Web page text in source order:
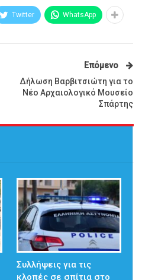
Twitter WhatsApp
Επόμενο
Δήλωση Βαρβιτσιώτη για το
Νέο Αρχαιολογικό Μουσείο
Σπάρτης
Συλλήψεις για τις
κλοπές σε σπίτια στο